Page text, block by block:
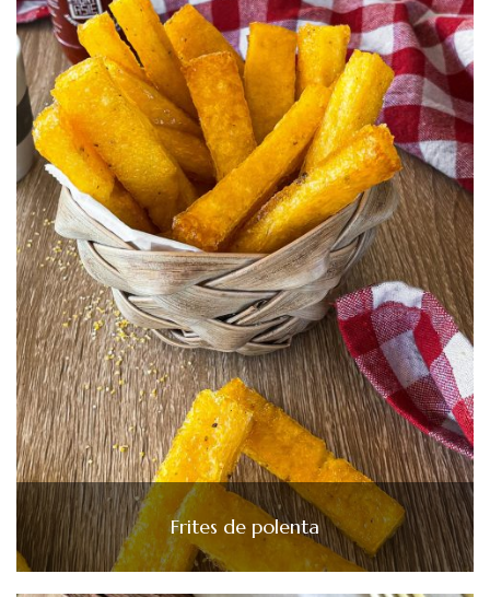
Frites de polenta